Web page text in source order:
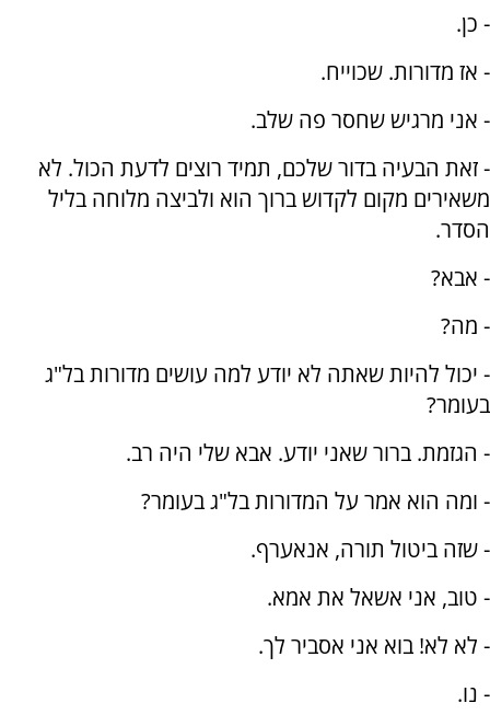
- כן.
- אז מדורות. שכוייח.
- אני מרגיש שחסר פה שלב.
- זאת הבעיה בדור שלכם, תמיד רוצים לדעת הכול. לא
משאירים מקום לקדוש ברוך הוא ולביצה מלוחה בליל
הסדר.
- אבא?
- מה?
- יכול להיות שאתה לא יודע למה עושים מדורות בל"ג
בעומר?
- הגזמת. ברור שאני יודע. אבא שלי היה רב.
- ומה הוא אמר על המדורות בל"ג בעומר?
- שזה ביטול תורה, אנאערף.
- טוב, אני אשאל את אמא.
- לא לא! בוא אני אסביר לך.
- נו.